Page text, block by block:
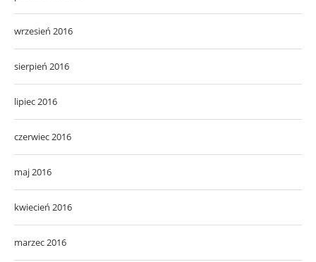
wrzesień 2016
sierpień 2016
lipiec 2016
czerwiec 2016
maj 2016
kwiecień 2016
marzec 2016